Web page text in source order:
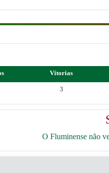
Vitorias
3
O Fluminense não